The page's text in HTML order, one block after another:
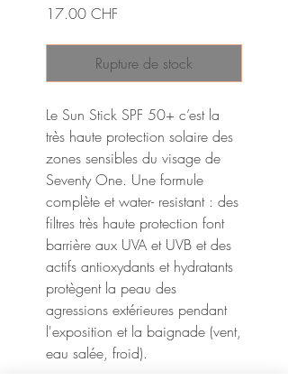
17.00 CHF
Rupture de stock
Le Sun Stick SPF 50+ c’est la
très haute protection solaire des
zones sensibles du visage de
Seventy One. Une formule
complète et water- resistant : des
filtres très haute protection font
barrière aux UVA et UVB et des
actifs antioxydants et hydratants
protègent la peau des
agressions extérieures pendant
l'exposition et la baignade (vent,
eau salée, froid).